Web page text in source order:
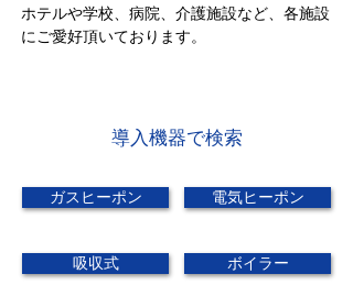
ホテルや学校、病院、介護施設など、各施設
にご愛好頂いております。
​導入機器で検索
ガスヒーポン 電気ヒーポン
吸収式 ボイラー